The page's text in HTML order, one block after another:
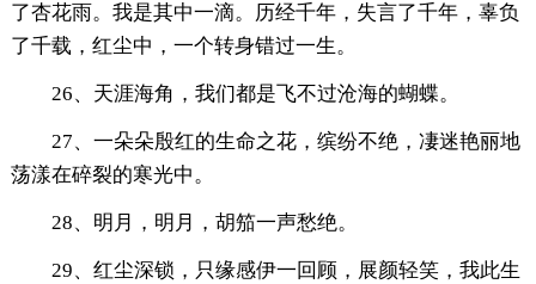
了杏花雨。我是其中一滴。历经千年，失言了千年，辜负
了千载，红尘中，一个转身错过一生。
26、天涯海角，我们都是飞不过沧海的蝴蝶。
27、一朵朵殷红的生命之花，缤纷不绝，凄迷艳丽地
荡漾在碎裂的寒光中。
28、明月，明月，胡笳一声愁绝。
29、红尘深锁，只缘感伊一回顾，展颜轻笑，我此生